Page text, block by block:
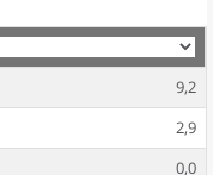
9,2
2,9
0,0